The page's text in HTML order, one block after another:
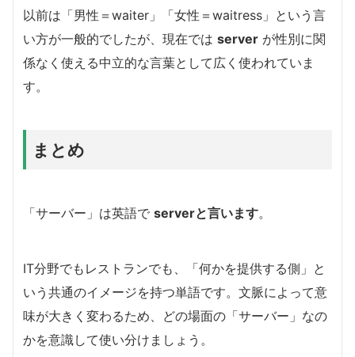
以前は「男性＝waiter」「女性＝waitress」という言
い方が一般的でしたが、 現在では server が性別に関
係なく使える中立的な言葉として広く使われていま
す。
まとめ
「サーバー」は英語で serverと言います。
IT分野でもレストランでも、「何かを提供する側」と
いう共通のイメージを持つ単語です。 文脈によって意
味が大きく変わるため、どの場面の「サーバー」なの
かを意識して使い分けましょう。